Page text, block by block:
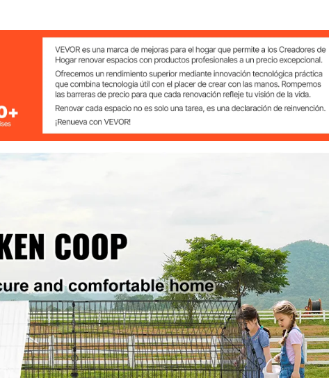
del Cable
0,01" / 2,5
mm
entre
Cables
1,4" / 3,5
cm
87" x
41,7" x 41"
/ 220 x
106 x 104
cm
Ver todas las especificaciones
Hierro, Tela de Poliéster
53,1" x 29,5" / 135 x 75 cm
0,01" / 2,5 mm
1,4" / 3,5 cm
25,1 libras / 11,4 kg